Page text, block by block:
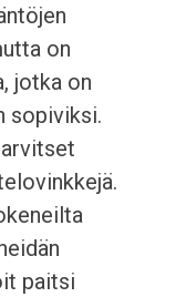
on
jotka on
sopiviksi.
paitsi